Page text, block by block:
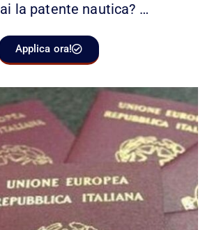
la patente nautica? …
Applica ora!